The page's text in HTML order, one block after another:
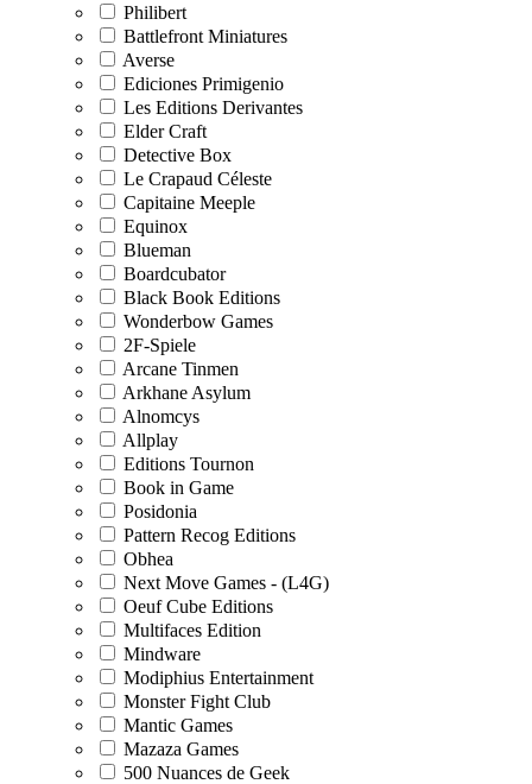
Philibert
Battlefront Miniatures
Averse
Ediciones Primigenio
Les Editions Derivantes
Elder Craft
Detective Box
Le Crapaud Céleste
Capitaine Meeple
Equinox
Blueman
Boardcubator
Black Book Editions
Wonderbow Games
2F-Spiele
Arcane Tinmen
Arkhane Asylum
Alnomcys
Allplay
Editions Tournon
Book in Game
Posidonia
Pattern Recog Editions
Obhea
Next Move Games - (L4G)
Oeuf Cube Editions
Multifaces Edition
Mindware
Modiphius Entertainment
Monster Fight Club
Mantic Games
Mazaza Games
500 Nuances de Geek